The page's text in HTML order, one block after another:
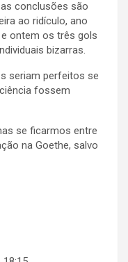
conclusões são
ao ridículo, ano
ontem os três gols
bizarras.
seriam perfeitos se
fossem
se ficarmos entre
na Goethe, salvo